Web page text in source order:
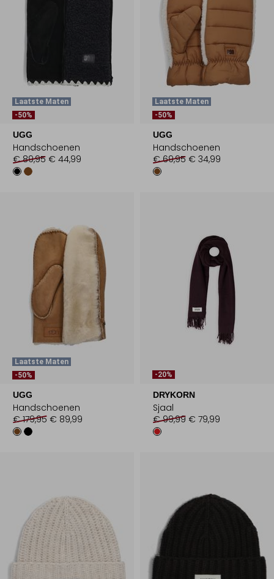
Laatste Maten
-50%
UGG
Handschoenen
€ 89,95 € 44,99
Laatste Maten
-50%
UGG
Handschoenen
€ 69,95 € 34,99
Laatste Maten
-50%
UGG
Handschoenen
€ 179,95 € 89,99
-20%
DRYKORN
Sjaal
€ 99,99 € 79,99